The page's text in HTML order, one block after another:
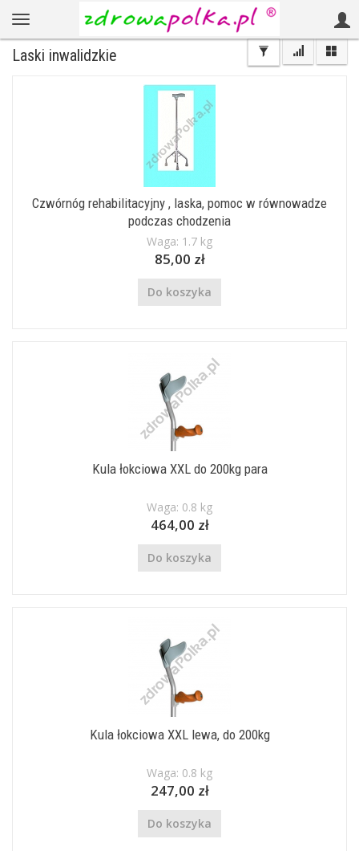
Laski inwalidzkie
Czwórnóg rehabilitacyjny , laska, pomoc w równowadze
podczas chodzenia
Waga: 1.7 kg
85,00 zł
Do koszyka
Kula łokciowa XXL do 200kg para
Waga: 0.8 kg
464,00 zł
Do koszyka
Kula łokciowa XXL lewa, do 200kg
Waga: 0.8 kg
247,00 zł
Do koszyka